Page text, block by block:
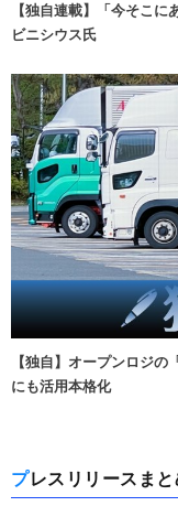
【独自連載】「今そこ
ビニシウス氏
【独自】オープンロジ
にも活用本格化
プレスリリースま